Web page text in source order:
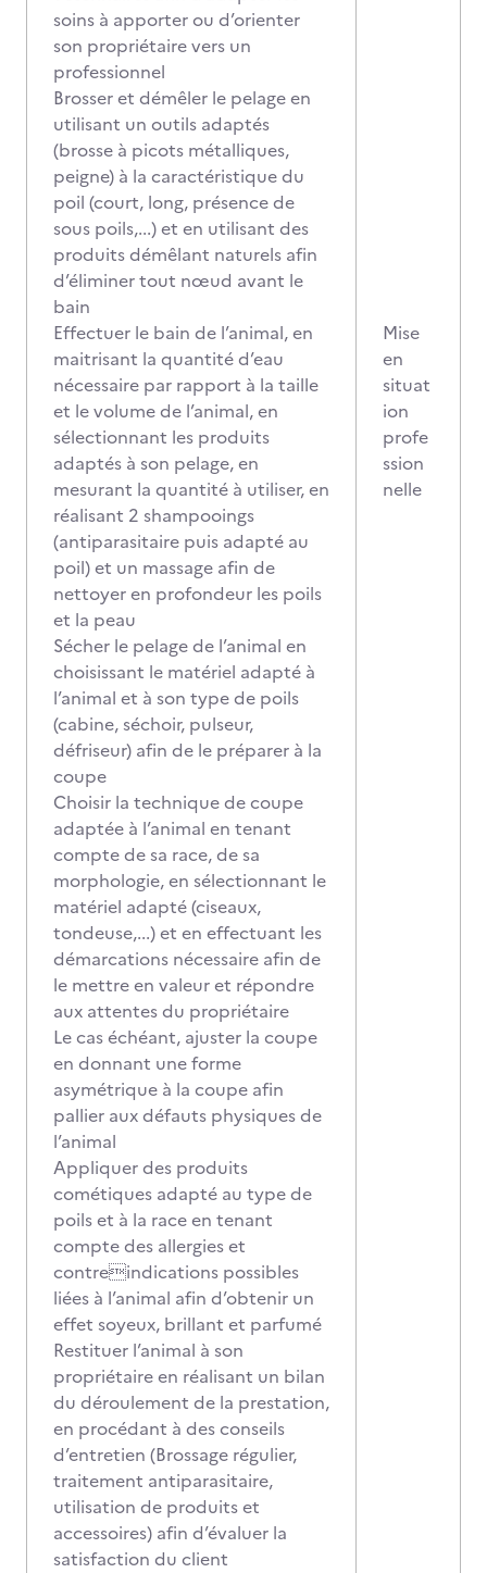
soins à apporter ou d’orienter
son propriétaire vers un
professionnel
Brosser et démêler le pelage en
utilisant un outils adaptés
(brosse à picots métalliques,
peigne) à la caractéristique du
poil (court, long, présence de
sous poils,...) et en utilisant des
produits démêlant naturels afin
d’éliminer tout nœud avant le
bain
Effectuer le bain de l’animal, en
maitrisant la quantité d’eau
nécessaire par rapport à la taille
et le volume de l’animal, en
sélectionnant les produits
adaptés à son pelage, en
mesurant la quantité à utiliser, en
réalisant 2 shampooings
(antiparasitaire puis adapté au
poil) et un massage afin de
nettoyer en profondeur les poils
et la peau
Sécher le pelage de l’animal en
choisissant le matériel adapté à
l’animal et à son type de poils
(cabine, séchoir, pulseur,
défriseur) afin de le préparer à la
coupe
Choisir la technique de coupe
adaptée à l’animal en tenant
compte de sa race, de sa
morphologie, en sélectionnant le
matériel adapté (ciseaux,
tondeuse,...) et en effectuant les
démarcations nécessaire afin de
le mettre en valeur et répondre
aux attentes du propriétaire
Le cas échéant, ajuster la coupe
en donnant une forme
asymétrique à la coupe afin
pallier aux défauts physiques de
l’animal
Appliquer des produits
cométiques adapté au type de
poils et à la race en tenant
compte des allergies et
contreindications possibles
liées à l’animal afin d’obtenir un
effet soyeux, brillant et parfumé
Restituer l’animal à son
propriétaire en réalisant un bilan
du déroulement de la prestation,
en procédant à des conseils
d’entretien (Brossage régulier,
traitement antiparasitaire,
utilisation de produits et
accessoires) afin d’évaluer la
satisfaction du client
Mise
en
situat
ion
profe
ssion
nelle